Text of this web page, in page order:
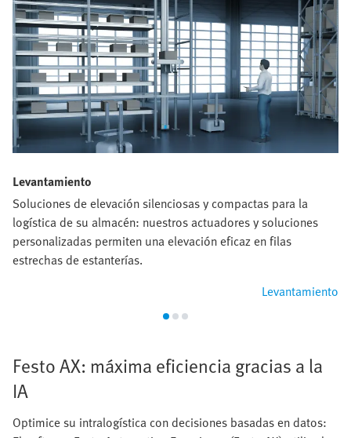
Levantamiento
Soluciones de elevación silenciosas y compactas para la
logística de su almacén: nuestros actuadores y soluciones
personalizadas permiten una elevación eficaz en filas
estrechas de estanterías.
Levantamiento
Festo AX: máxima eficiencia gracias a la
IA
Optimice su intralogística con decisiones basadas en datos: